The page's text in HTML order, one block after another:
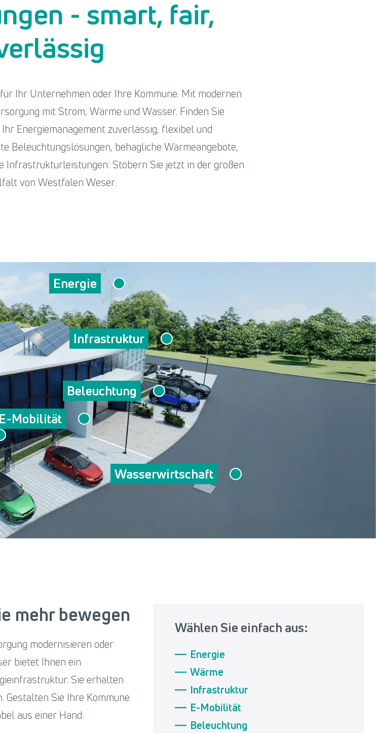
- smart, fair,
Ihr Unternehmen oder Ihre Kommune. Mit modernen
mit Strom, Wärme und Wasser. Finden Sie
Energiemanagement zuverlässig, flexibel und
Beleuchtungslösungen, behagliche Wärmeangebote,
Infrastrukturleistungen: Stöbern Sie jetzt in der großen
von Westfalen Weser.
Energie
Infrastruktur
Beleuchtung
E-Mobilität
Wasserwirtschaft
mehr bewegen
modernisieren oder
bietet Ihnen ein
Sie erhalten
Gestalten Sie Ihre Kommune
aus einer Hand.
Wählen Sie einfach aus:
Energie
Wärme
Infrastruktur
E-Mobilität
Beleuchtung